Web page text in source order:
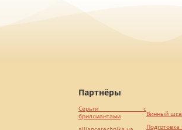
Партнёры
Серьги с
бриллиантами
Винный